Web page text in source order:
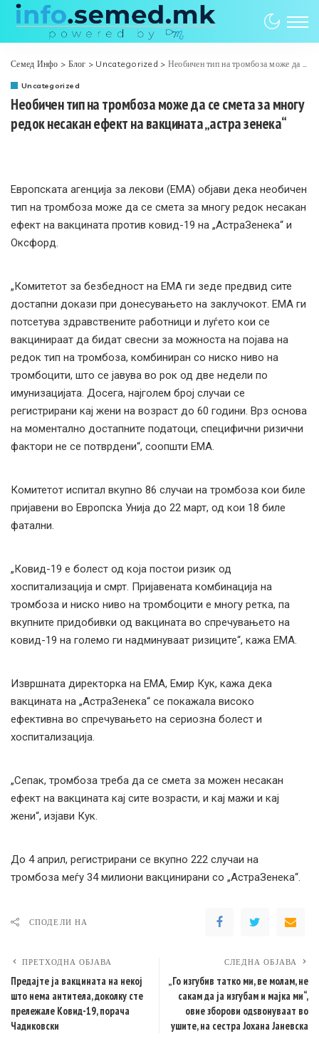
Семед Инфо > Блог > Uncategorized > Необичен тип на тромбоза може да се смета за многу редок несакан ефект на вакцината „астра зенека“
Uncategorized
Необичен тип на тромбоза може да се смета за многу
редок несакан ефект на вакцината „астра зенека“
Европската агенција за лекови (ЕМА) објави дека необичен
тип на тромбоза може да се смета за многу редок несакан
ефект на вакцината против ковид-19 на „АстраЗенека“ и
Оксфорд.
„Комитетот за безбедност на ЕМА ги зеде предвид сите
достапни докази при донесувањето на заклучокот. ЕМА ги
потсетува здравствените работници и луѓето кои се
вакцинираат да бидат свесни за можноста на појава на
редок тип на тромбоза, комбиниран со ниско ниво на
тромбоцити, што се јавува во рок од две недели по
имунизацијата. Досега, најголем број случаи се
регистрирани кај жени на возраст до 60 години. Врз основа
на моментално достапните податоци, специфични ризични
фактори не се потврдени“, соопшти ЕМА.
Комитетот испитал вкупно 86 случаи на тромбоза кои биле
пријавени во Европска Унија до 22 март, од кои 18 биле
фатални.
„Ковид-19 е болест од која постои ризик од
хоспитализација и смрт. Пријавената комбинација на
тромбоза и ниско ниво на тромбоцити е многу ретка, па
вкупните придобивки од вакцината во спречувањето на
ковид-19 на големо ги надминуваат ризиците“, кажа ЕМА.
Извршната директорка на ЕМА, Емир Кук, кажа дека
вакцината на „АстраЗенека“ се покажала високо
ефективна во спречувањето на сериозна болест и
хоспитализација.
„Сепак, тромбоза треба да се смета за можен несакан
ефект на вакцината кај сите возрасти, и кај мажи и кај
жени“, изјави Кук.
До 4 април, регистрирани се вкупно 222 случаи на
тромбоза меѓу 34 милиони вакцинирани со „АстраЗенека“.
СПОДЕЛИ НА
ПРЕТХОДНА ОБЈАВА
Предајте ја вакцината на некој
што нема антитела, доколку сте
прележале Ковид-19, порача
Чадиковски
СЛЕДНА ОБЈАВА
„Го изгубив татко ми, ве молам, не
сакам да ја изгубам и мајка ми“,
овие зборови одѕвонуваат во
ушите, на сестра Јохана Јаневска